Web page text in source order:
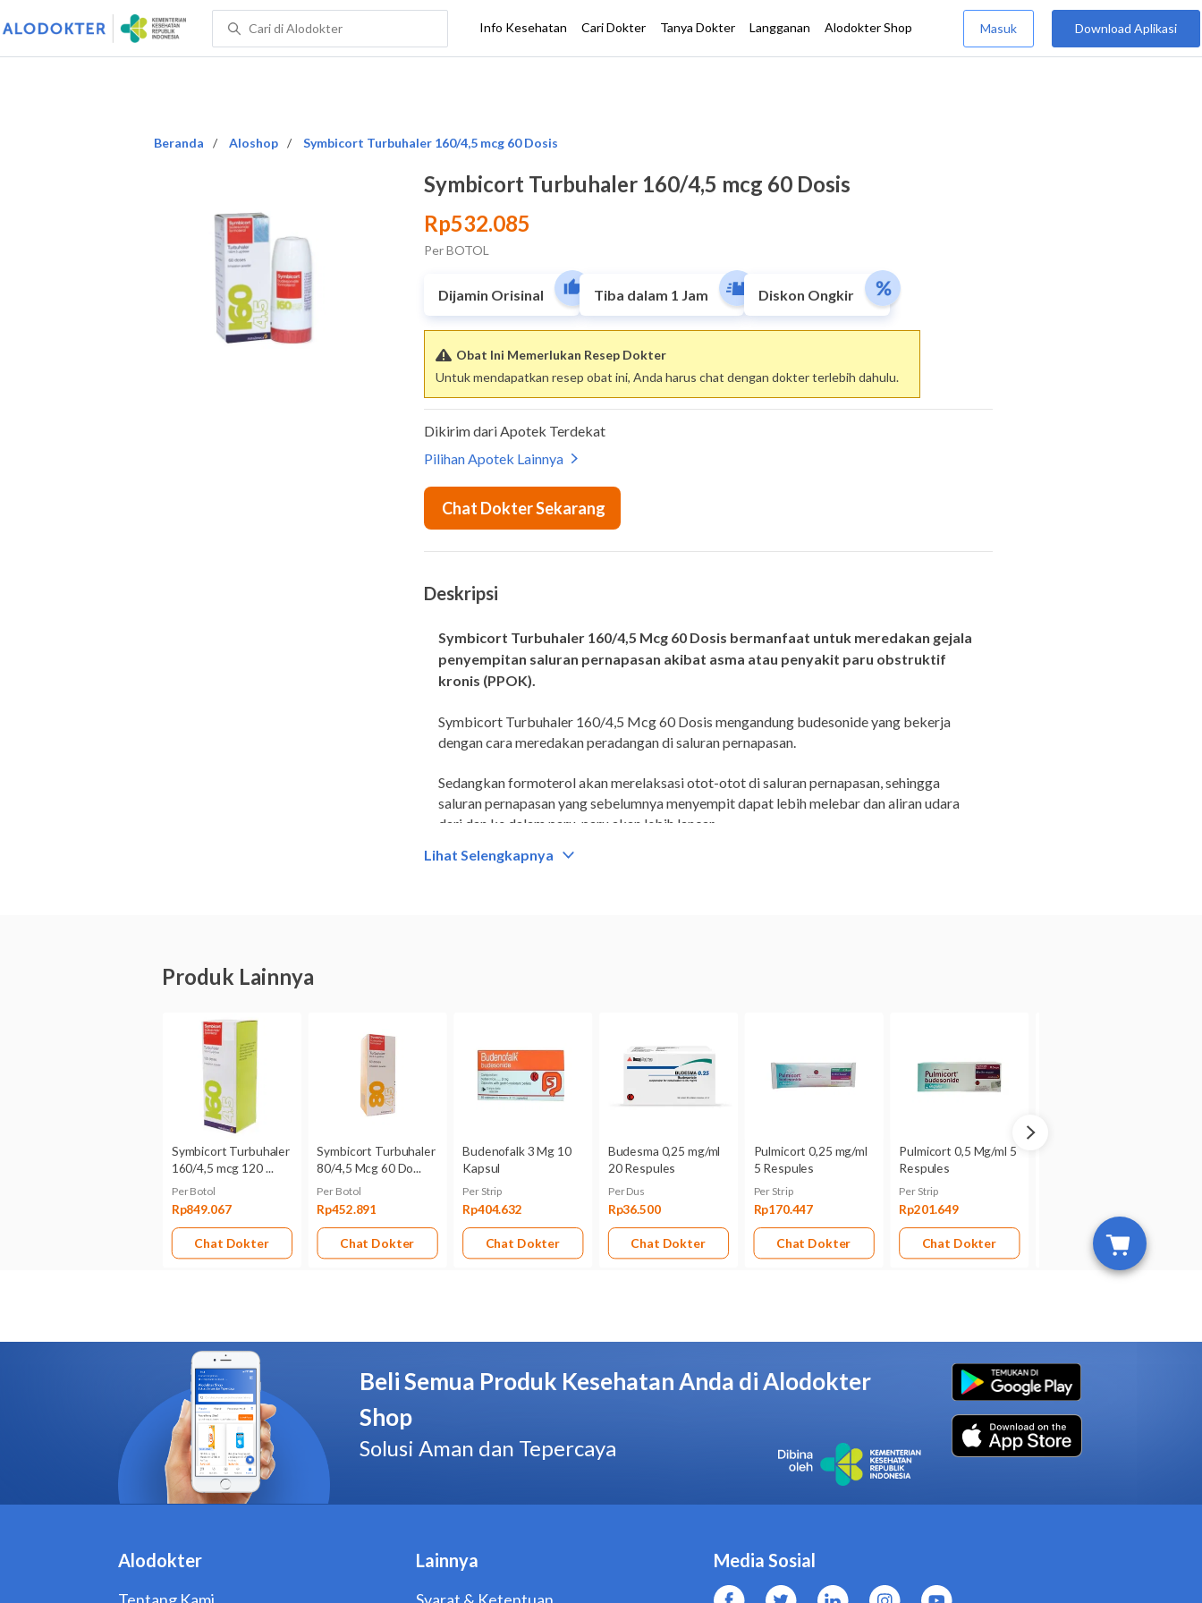
Symbicort Turbuhaler 160/4,5 mcg 60 Dosis
Rp532.085
Per BOTOL
Dijamin Orisinal Tiba dalam 1 Jam Diskon Ongkir
Obat Ini Memerlukan Resep Dokter
Untuk mendapatkan resep obat ini, Anda harus chat dengan dokter terlebih dahulu.
Deskripsi
Symbicort Turbuhaler 160/4,5 Mcg 60 Dosis bermanfaat untuk meredakan gejala
penyempitan saluran pernapasan akibat asma atau penyakit paru obstruktif
kronis (PPOK).
Symbicort Turbuhaler 160/4,5 Mcg 60 Dosis mengandung budesonide yang bekerja
dengan cara meredakan peradangan di saluran pernapasan.
Sedangkan formoterol akan merelaksasi otot-otot di saluran pernapasan, sehingga
saluran pernapasan yang sebelumnya menyempit dapat lebih melebar dan aliran udara
dari dan ke dalam paru-paru akan lebih lancar.
Golongan
Digunakan oleh
Dewasa dan anak-anak usia di atas 12 tahun
Belum dikategorikan
Namun, budesonide di dalam obat ini pada studi binatang percobaan tidak
memperlihatkan adanya risiko terhadap janin, tetapi belum ada studi terkontrol pada ibu
hamil.
Kandungan budesonide di dalam Symbicort Turbuhaler 160/4,5 Mcg 60 Dosis dapat
terserap ke dalam ASI. Bila Anda sedang menyusui, jangan menggunakan obat ini tanpa
Kemasan
Dus, 1 inhaler @ 60 dosis
AstraZeneca Indonesia
Hal yang Perlu Diperhatikan
Jangan menggunakan Symbicort Turbuhaler 160/4,5 Mcg 60 Dosis jika Anda alergi
Lihat Selengkapnya